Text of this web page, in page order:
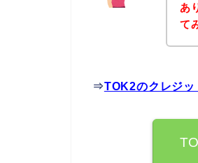
あ
て
⇒TOK2のクレジッ